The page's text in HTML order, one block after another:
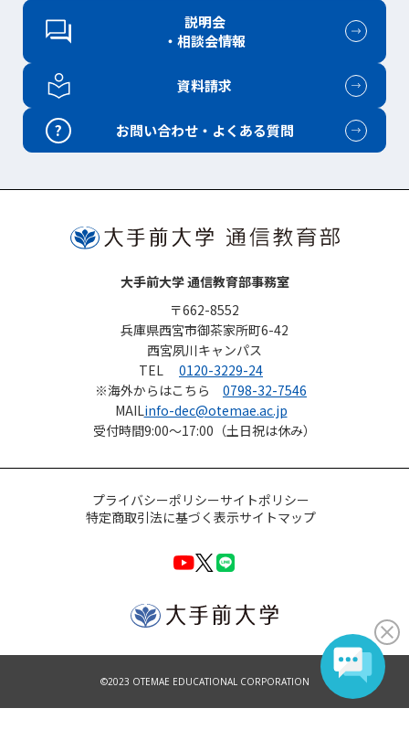
説明会
・相談会情報
資料請求
? お問い合わせ・よくある質問
大手前大学 通信教育部事務室
〒662-8552
兵庫県西宮市御茶家所町6-42
西宮夙川キャンパス
TEL
0120-3229-24
※海外からはこちら 0798-32-7546
MAILinfo-dec@otemae.ac.jp
受付時間9:00～17:00（土日祝は休み）
プライバシーポリシーサイトポリシー
特定商取引法に基づく表示サイトマップ
©2023 OTEMAE EDUCATIONAL CORPORATION